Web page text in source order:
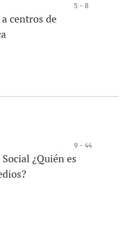
5 - 8
centros de
9 - 44
¿Quién es